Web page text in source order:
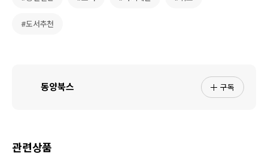
#도서추천
동양북스 구독
관련상품